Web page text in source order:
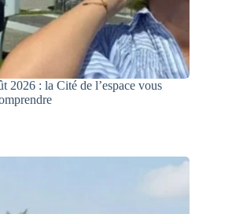
2026 : la Cité de l’espace vous